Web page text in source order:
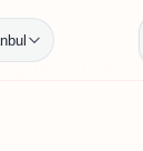
Uygun Fiyatli Kuafor
Kuafor